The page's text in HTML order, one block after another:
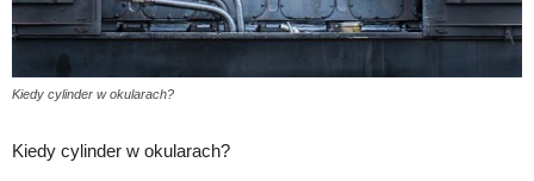
Kiedy cylinder w okularach?
Kiedy cylinder w okularach?